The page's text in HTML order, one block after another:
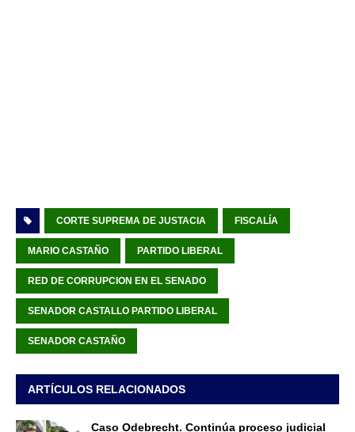
CORTE SUPREMA DE JUSTACIA FISCALÍA
MARIO CASTAÑO PARTIDO LIBERAL
RED DE CORRUPCION EN EL SENADO
SENADOR CASTALLO PARTIDO LIBERAL
SENADOR CASTAÑO
ARTÍCULOS RELACIONADOS
Caso Odebrecht. Continúa proceso judicial